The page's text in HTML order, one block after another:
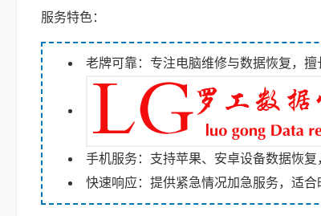
服务特色：
老牌可靠：专注电脑维修与数据恢复，擅
手机服务：支持苹果、安卓设备数据恢
快速响应：提供紧急情况加急服务，适合